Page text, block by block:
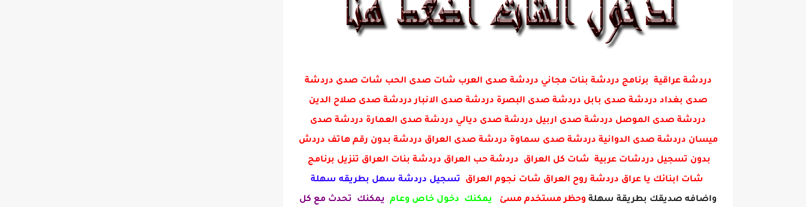
دردشة عراقية برنامج دردشة بنات مجاني دردشة صدى العرب شات صدى الحب شات صدى دردشة
صدى بغداد دردشة صدى بابل دردشة صدى البصرة دردشة صدى الانبار دردشة صدى صلاح الدين
دردشة صدى الموصل دردشة صدى اربيل دردشة صدى ديالي دردشة صدى العمارة دردشة صدى
ميسان دردشة صدى الدوانية دردشة صدى سماوة دردشة صدى العراق دردشة بدون رقم هاتف دردش
بدون تسجيل دردشات عربية شات كل العراق دردشة حب العراق دردشة بنات العراق تنزيل برنامج
شات ابنائك يا عراق دردشة روح العراق شات نجوم العراق تسجيل دردشة سهل بطريقه سهلة
واضافه صديقك بطريقة سهلة وحظر مستخدم مسئ يمكنك دخول خاص وعام يمكنك تحدث مع كل